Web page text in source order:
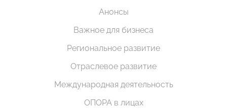
Анонсы
Важное для бизнеса
Региональное развитие
Отраслевое развитие
Международная деятельность
ОПОРА в лицах